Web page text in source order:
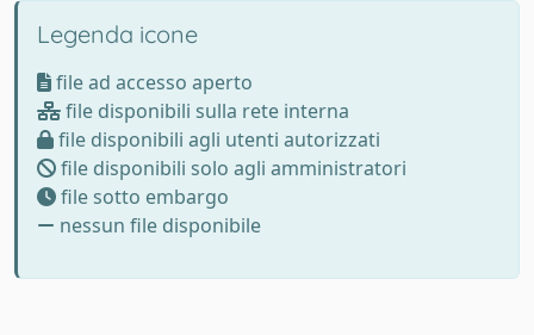
Legenda icone
file ad accesso aperto
file disponibili sulla rete interna
file disponibili agli utenti autorizzati
file disponibili solo agli amministratori
file sotto embargo
nessun file disponibile